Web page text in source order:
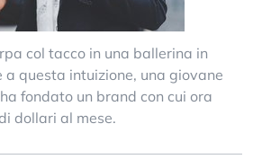
col tacco in una ballerina in
a questa intuizione, una giovane
fondato un brand con cui ora
dollari al mese.